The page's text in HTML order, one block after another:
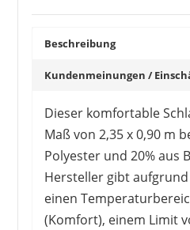
Beschreibung
Kundenmeinungen /
Dieser komfortable
Maß von 2,35 x 0,90 m
Polyester und 20% aus
Hersteller gibt
einen
(Komfort), einem Limit